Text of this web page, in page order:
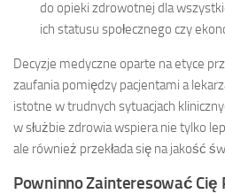
do opieki zdrowotnej dla
ich statusu społecznego czy
Decyzje medyczne oparte na etyce
zaufania pomiędzy pacjentami a
istotne w trudnych sytuacjach
w służbie zdrowia wspiera nie tylko
ale również przekłada się na jakość
Powninno Zainteresować Cię